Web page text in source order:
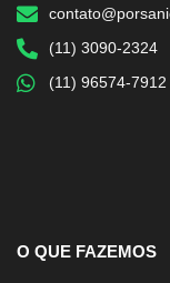
(11) 3090-2324
(11) 96574-7912
O QUE FAZEMOS